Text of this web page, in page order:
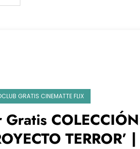
GRATIS CINEMATTE FLIX
Gratis
TERROR’